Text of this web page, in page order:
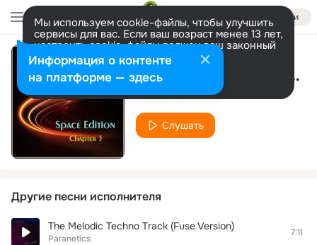
Войти
Мы используем cookie-файлы, чтобы улучшить
сервисы для вас. Если ваш возраст менее 13 лет,
настроить cookie-файлы должен ваш законный
представитель. Больше информации
Разрешить все Настроить Supersonic Superstar ("V" Is Back Version)
Paranetics
Слушать
Другие песни исполнителя
The Melodic Techno Track (Fuse Version)
Paranetics
7:11
Информация о контенте
на платформе — здесь